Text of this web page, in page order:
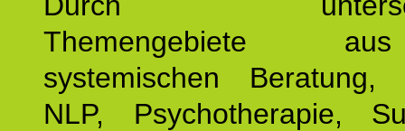
Themengebiete
systemischen Beratung,
NLP, Psychotherapie,